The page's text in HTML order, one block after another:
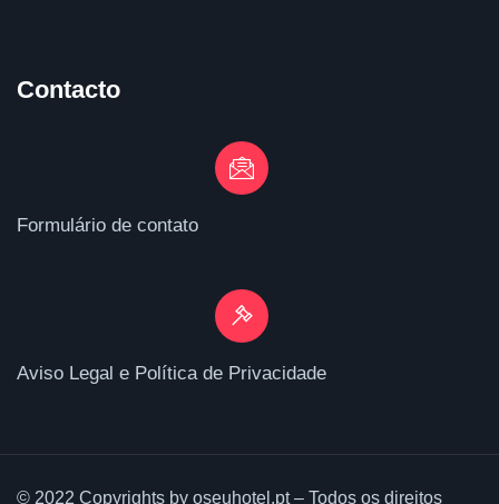
Contacto
Formulário de contato
Aviso Legal e Política de Privacidade
© 2022 Copyrights by oseuhotel.pt – Todos os direitos